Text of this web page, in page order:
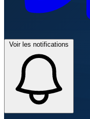
Voir les notifications